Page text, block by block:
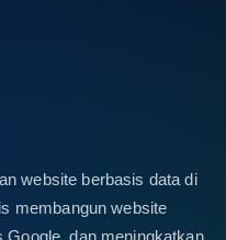
website berbasis data di
membangun website